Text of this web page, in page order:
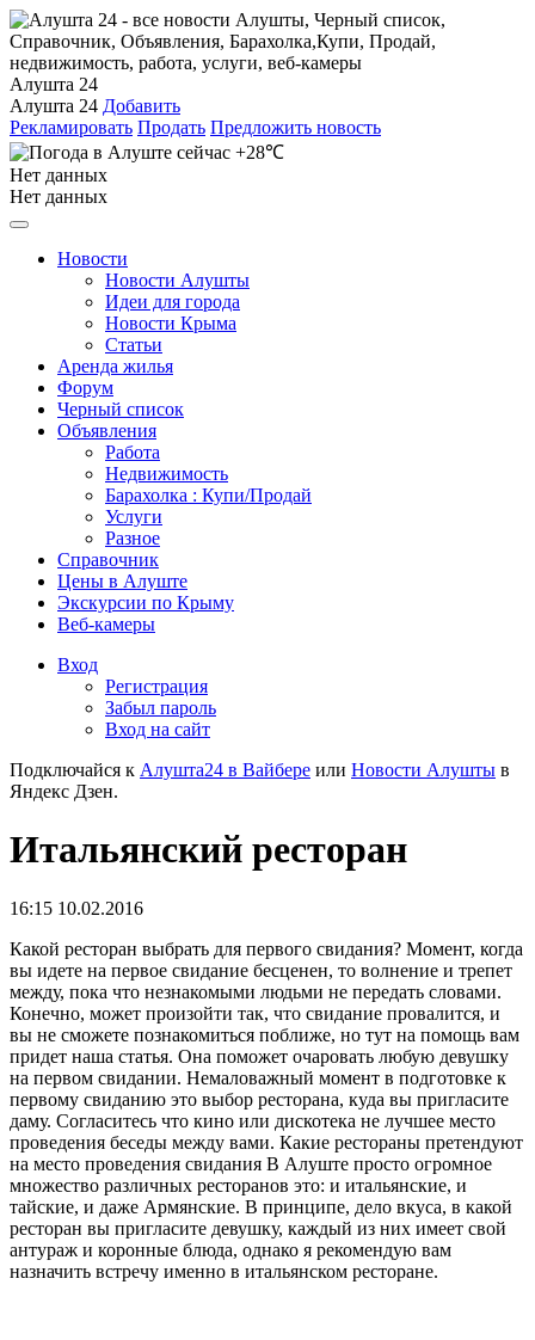
Алушта 24
Алушта 24 Добавить
Рекламировать Продать Предложить новость
+28℃
Нет данных
Нет данных
Новости
Новости Алушты
Идеи для города
Новости Крыма
Статьи
Аренда жилья
Форум
Черный список
Объявления
Работа
Недвижимость
Барахолка : Купи/Продай
Услуги
Разное
Справочник
Цены в Алуште
Экскурсии по Крыму
Веб-камеры
Вход
Регистрация
Забыл пароль
Вход на сайт
Подключайся к Алушта24 в Вайбере или Новости Алушты в
Яндекс Дзен.
Итальянский ресторан
16:15 10.02.2016
Какой ресторан выбрать для первого свидания? Момент, когда
вы идете на первое свидание бесценен, то волнение и трепет
между, пока что незнакомыми людьми не передать словами.
Конечно, может произойти так, что свидание провалится, и
вы не сможете познакомиться поближе, но тут на помощь вам
придет наша статья. Она поможет очаровать любую девушку
на первом свидании. Немаловажный момент в подготовке к
первому свиданию это выбор ресторана, куда вы пригласите
даму. Согласитесь что кино или дискотека не лучшее место
проведения беседы между вами. Какие рестораны претендуют
на место проведения свидания В Алуште просто огромное
множество различных ресторанов это: и итальянские, и
тайские, и даже Армянские. В принципе, дело вкуса, в какой
ресторан вы пригласите девушку, каждый из них имеет свой
антураж и коронные блюда, однако я рекомендую вам
назначить встречу именно в итальянском ресторане.